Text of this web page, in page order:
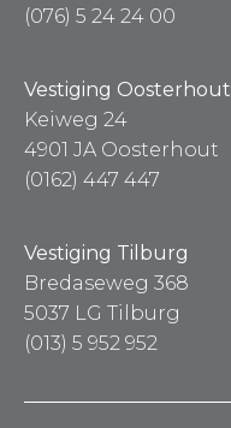
(076) 5 24 24 00
Vestiging Oosterhout
Keiweg 24
4901 JA Oosterhout
(0162) 447 447
Vestiging Tilburg
Bredaseweg 368
5037 LG Tilburg
(013) 5 952 952